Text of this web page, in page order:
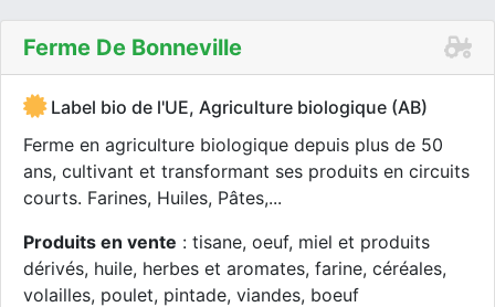
Ferme De Bonneville
Label bio de l'UE, Agriculture biologique (AB)
Ferme en agriculture biologique depuis plus de 50
ans, cultivant et transformant ses produits en circuits
courts. Farines, Huiles, Pâtes,...
Produits en vente : tisane, oeuf, miel et produits
dérivés, huile, herbes et aromates, farine, céréales,
volailles, poulet, pintade, viandes, boeuf